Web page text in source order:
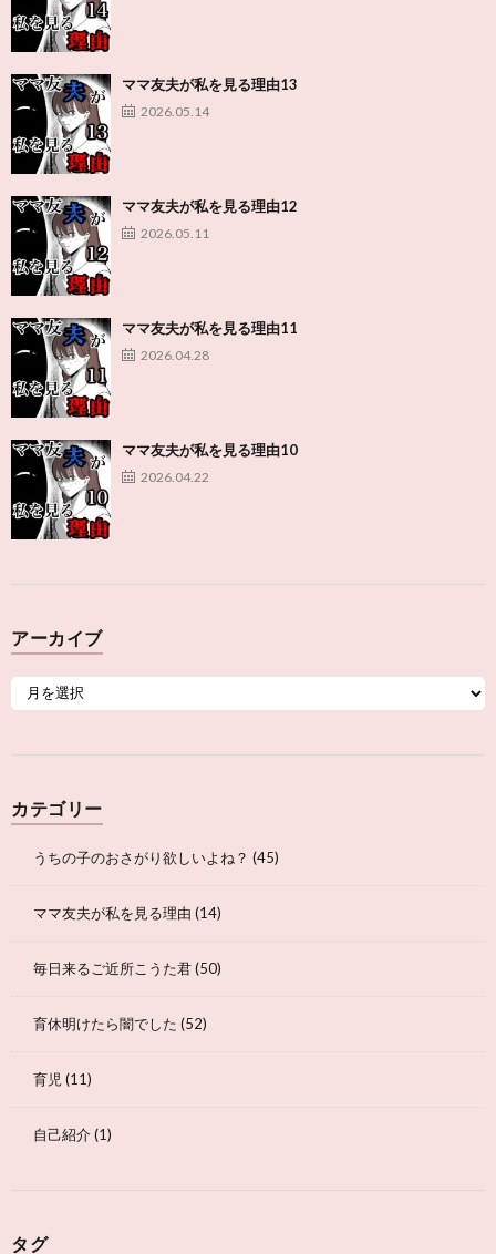
ママ友夫が私を見る理由13
2026.05.14
ママ友夫が私を見る理由12
2026.05.11
ママ友夫が私を見る理由11
2026.04.28
ママ友夫が私を見る理由10
2026.04.22
アーカイブ
カテゴリー
うちの子のおさがり欲しいよね？ (45)
ママ友夫が私を見る理由 (14)
毎日来るご近所こうた君(50)
育休明けたら闇でした (52)
育児(11)
自己紹介(1)
タグ